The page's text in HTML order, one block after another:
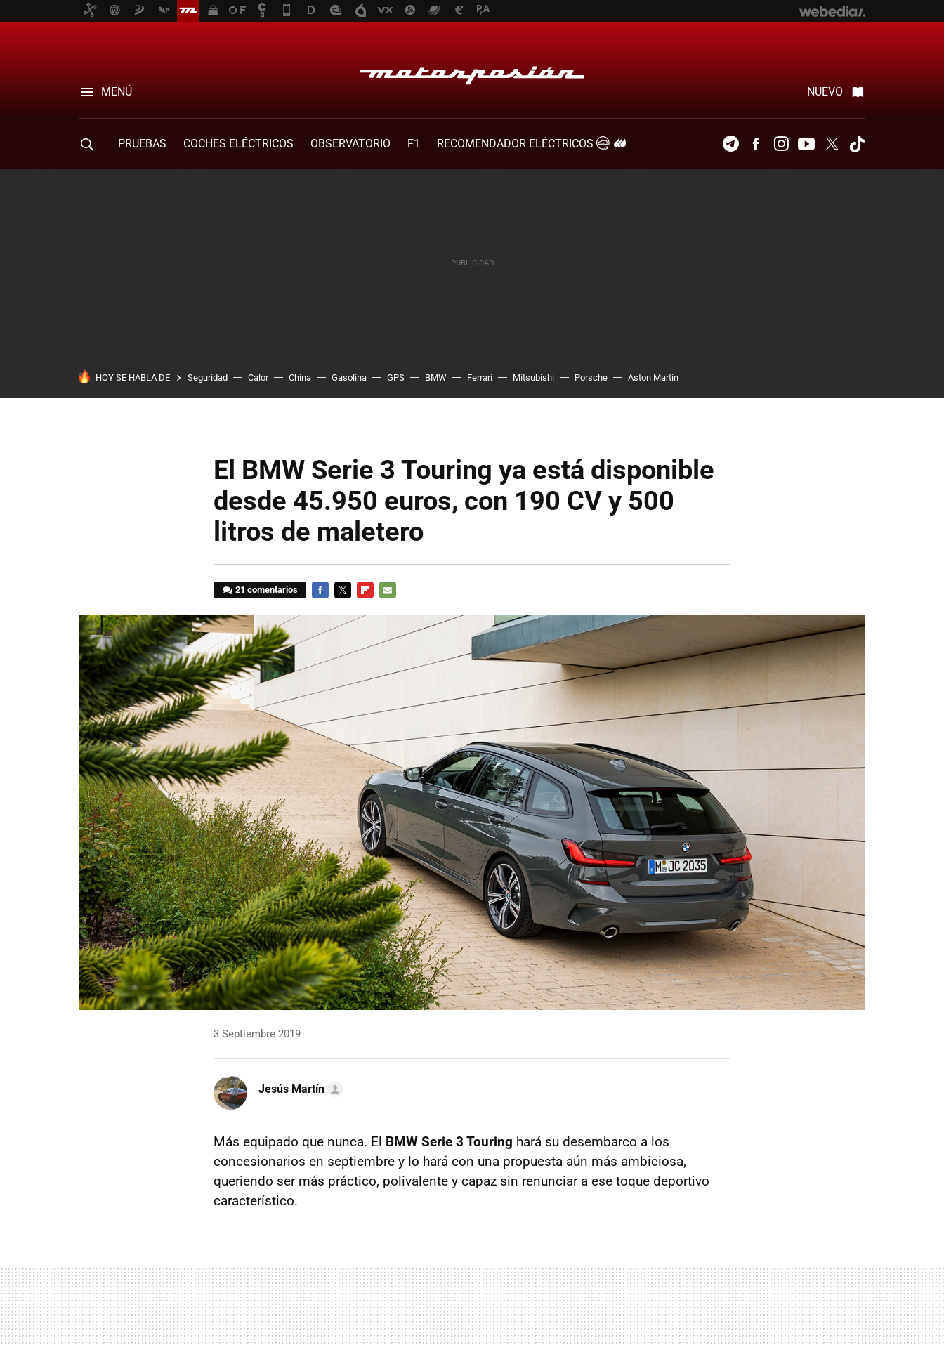
MENÚ NUEVO
PRUEBAS COCHES ELÉCTRICOS OBSERVATORIO F1
RECOMENDADOR ELÉCTRICOS
TelegramFacebookInstagramYoutubeTwitter
HOY SE HABLA DE Seguridad Calor China Gasolina GPS BMW Ferrari Mitsubishi Porsche Aston Martin
El BMW Serie 3 Touring ya está disponible
desde 45.950 euros, con 190 CV y 500
litros de maletero
21 comentarios
3 Septiembre 2019
Jesús Martín
Más equipado que nunca. El BMW Serie 3 Touring hará su desembarco a los
concesionarios en septiembre y lo hará con una propuesta aún más ambiciosa,
queriendo ser más práctico, polivalente y capaz sin renunciar a ese toque deportivo
característico.